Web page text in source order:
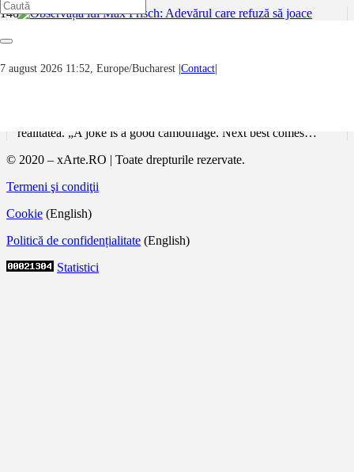
7 august 2026 11:52, Europe/Bucharest |Contact|
Observația lui Max Frisch: Adevărul care
refuză să joace teatru
realitatea. „A joke is a good camouflage. Next best comes…
© 2020 – xArte.RO | Toate drepturile rezervate.
Termeni şi condiţii
Cookie (English)
Politică de confidențialitate (English)
Statistici